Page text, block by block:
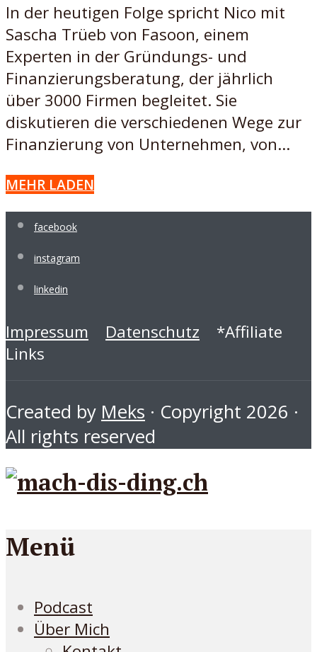
In der heutigen Folge spricht Nico mit
Sascha Trüeb von Fasoon, einem
Experten in der Gründungs- und
Finanzierungsberatung, der jährlich
über 3000 Firmen begleitet. Sie
diskutieren die verschiedenen Wege zur
Finanzierung von Unternehmen, von...
MEHR LADEN
facebook
instagram
linkedin
Impressum Datenschutz *Affiliate
Links
Created by Meks · Copyright 2026 ·
All rights reserved
Menü
Podcast
Über Mich